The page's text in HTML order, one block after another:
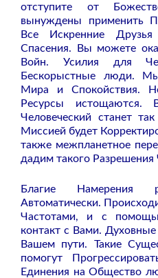
отступите от
вынуждены применить
Все Искренние
Спасения. Вы можете
Войн. Усилия для
Бескорыстные люди.
Мира и Спокойствия.
Ресурсы
Человеческий станет
Миссией будет
также межпланетное
дадим такого Разрешения
Благие Намерения
Автоматически.
Частотами, и с
контакт с Вами.
Вашем пути. Такие
помогут
Единения на Общество